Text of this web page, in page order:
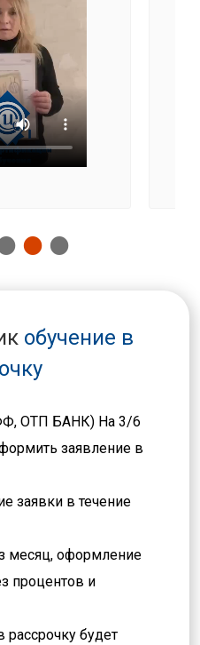
обучение в
ОТП БАНК) На 3/6
заявление в
заявки в течение
месяц, оформление
процентов и
рассрочку будет